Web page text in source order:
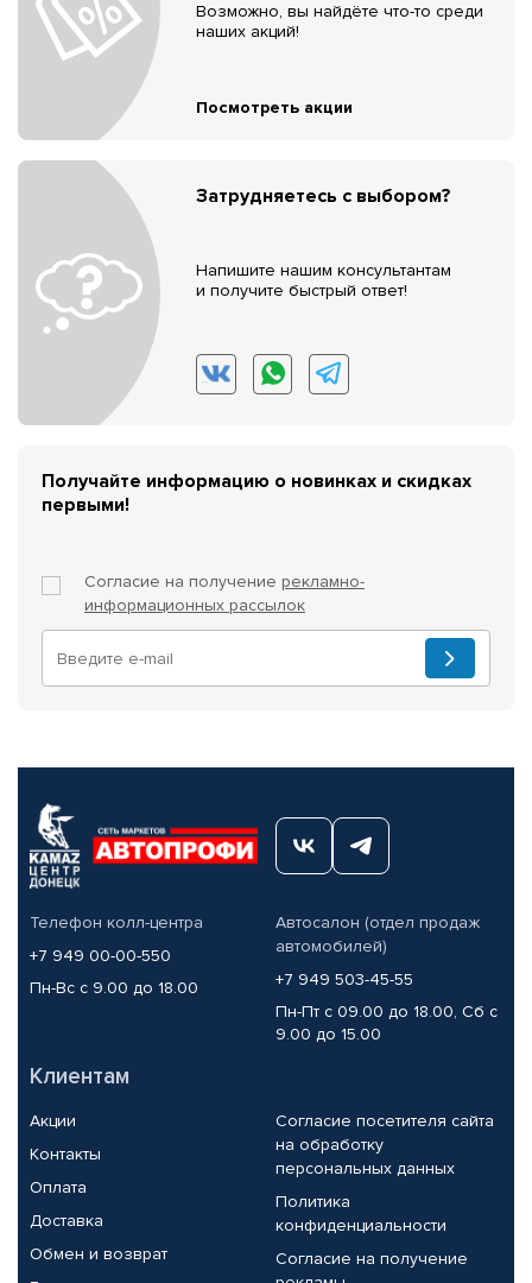
Возможно, вы найдёте что-то среди
наших акций!
Посмотреть акции
Затрудняетесь с выбором?
Напишите нашим консультантам
и получите быстрый ответ!
Получайте информацию о новинках и скидках
первыми!
Согласие на получение рекламно-
информационных рассылок
Телефон колл-центра
+7 949 00-00-550
Пн-Вс с 9.00 до 18.00
Автосалон (отдел продаж
автомобилей)
+7 949 503-45-55
Пн-Пт с 09.00 до 18.00, Сб с
9.00 до 15.00
Клиентам
Акции
Контакты
Оплата
Доставка
Обмен и возврат
Согласие посетителя сайта
на обработку
персональных данных
Политика
конфиденциальности
Согласие на получение